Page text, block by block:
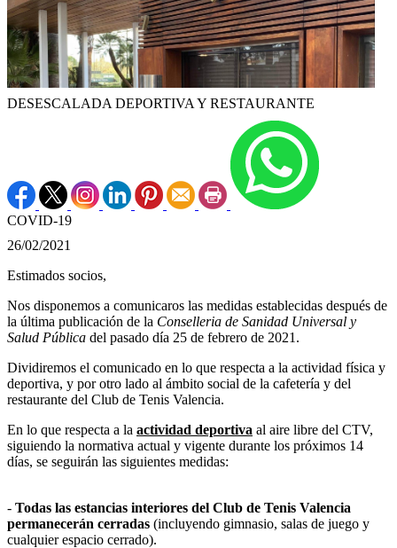
DESESCALADA DEPORTIVA Y RESTAURANTE
COVID-19
26/02/2021
Estimados socios,
Nos disponemos a comunicaros las medidas establecidas después de
la última publicación de la Conselleria de Sanidad Universal y
Salud Pública del pasado día 25 de febrero de 2021.
Dividiremos el comunicado en lo que respecta a la actividad física y
deportiva, y por otro lado al ámbito social de la cafetería y del
restaurante del Club de Tenis Valencia.
En lo que respecta a la actividad deportiva al aire libre del CTV,
siguiendo la normativa actual y vigente durante los próximos 14
días, se seguirán las siguientes medidas:
- Todas las estancias interiores del Club de Tenis Valencia
permanecerán cerradas (incluyendo gimnasio, salas de juego y
cualquier espacio cerrado).